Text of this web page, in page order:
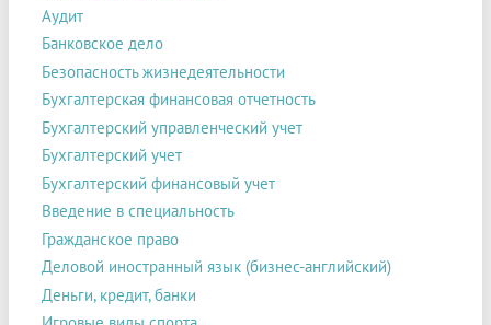
Аудит
Банковское дело
Безопасность жизнедеятельности
Бухгалтерская финансовая отчетность
Бухгалтерский управленческий учет
Бухгалтерский учет
Бухгалтерский финансовый учет
Введение в специальность
Гражданское право
Деловой иностранный язык (бизнес-английский)
Деньги, кредит, банки